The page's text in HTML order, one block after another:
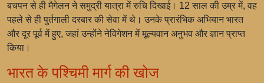
बचपन से ही मैगेलन ने समुद्री यात्रा में रुचि दिखाई। 12 साल की उम्र में, वह
पहले से ही पुर्तगाली दरबार की सेवा में थे। उनके प्रारंभिक अभियान भारत
और दूर पूर्व में हुए, जहां उन्होंने नेविगेशन में मूल्यवान अनुभव और ज्ञान प्राप्त
किया।
भारत के पश्चिमी मार्ग की खोज